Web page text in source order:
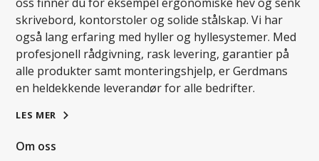
skrivebord, kontorstoler og solide stålskap. Vi har
også lang erfaring med hyller og hyllesystemer. Med
profesjonell rådgivning, rask levering, garantier på
alle produkter samt monteringshjelp, er Gerdmans
en heldekkende leverandør for alle bedrifter.
LES MER
Om oss